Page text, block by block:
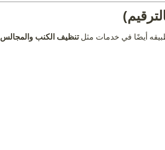
أيضًا في خدمات مثلتنظيف الكنب والمجالس